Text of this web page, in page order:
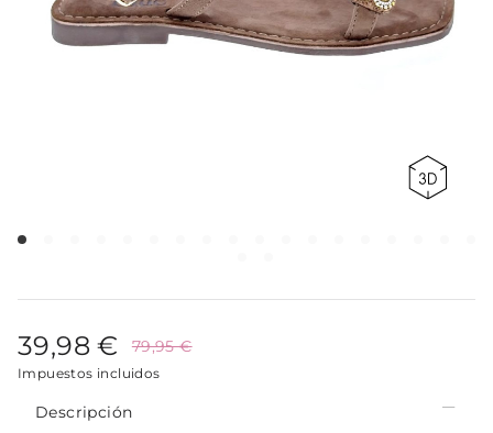
39,98 € 79,95 €
Impuestos incluidos
Descripción